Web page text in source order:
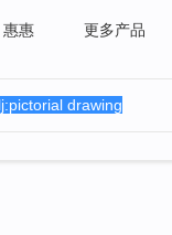
惠惠 更多产品